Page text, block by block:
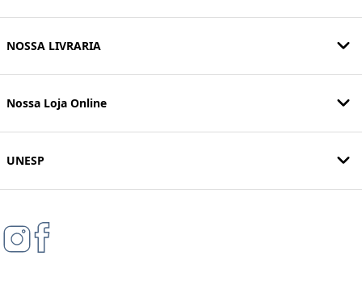
NOSSA LIVRARIA
Nossa Loja Online
UNESP